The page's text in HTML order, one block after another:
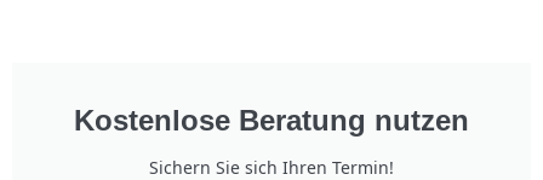
Kostenlose Beratung nutzen
Sichern Sie sich Ihren Termin!